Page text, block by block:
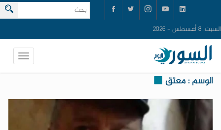
السبت, 8 أغسطس - 2026
الوسم : معتق